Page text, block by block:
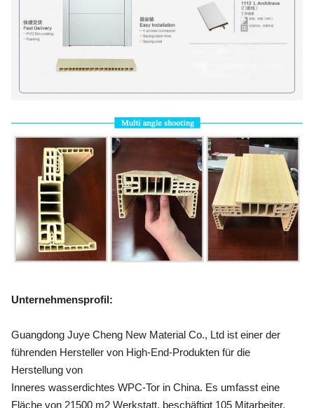
Unternehmensprofil:
Guangdong Juye Cheng New Material Co., Ltd ist einer der
führenden Hersteller von High-End-Produkten für die
Herstellung von
Inneres wasserdichtes WPC-Tor in China. Es umfasst eine
Fläche von 21500 m2 Werkstatt, beschäftigt 105 Mitarbeiter,